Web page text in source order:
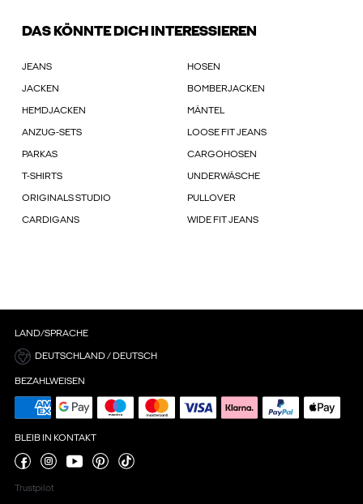
DAS KÖNNTE DICH INTERESSIEREN
JEANS HOSEN
JACKEN BOMBERJACKEN
HEMDJACKEN MÄNTEL
ANZUG-SETS LOOSE FIT JEANS
PARKAS CARGOHOSEN
T-SHIRTS UNDERWÄSCHE
ORIGINALS STUDIO PULLOVER
CARDIGANS WIDE FIT JEANS
LAND/SPRACHE
DEUTSCHLAND / DEUTSCH
BEZAHLWEISEN
BLEIB IN KONTAKT
Trustpilot